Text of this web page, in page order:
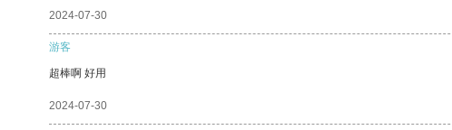
2024-07-30
游客
超棒啊 好用
2024-07-30